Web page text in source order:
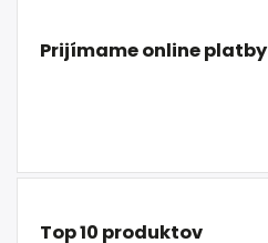
Prijímame online platby
Top 10 produktov